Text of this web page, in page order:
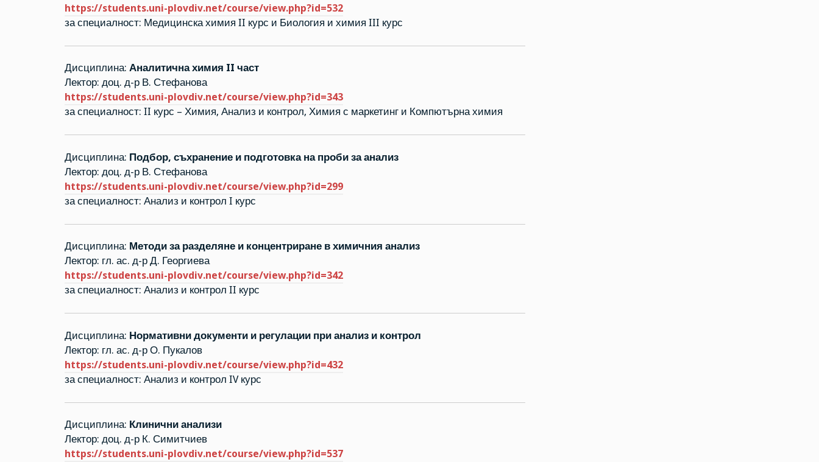
https://students.uni-plovdiv.net/course/view.php?id=532
за специалност: Медицинска химия II курс и Биология и химия III курс
Дисциплина: Аналитична химия II част
Лектор: доц. д-р В. Стефанова
https://students.uni-plovdiv.net/course/view.php?id=343
за специалност: II курс – Химия, Анализ и контрол, Химия с маркетинг и Компютърна химия
Дисциплина: Подбор, съхранение и подготовка на проби за анализ
Лектор: доц. д-р В. Стефанова
https://students.uni-plovdiv.net/course/view.php?id=299
за специалност: Анализ и контрол I курс
Дисциплина: Методи за разделяне и концентриране в химичния анализ
Лектор: гл. ас. д-р Д. Георгиева
https://students.uni-plovdiv.net/course/view.php?id=342
за специалност: Анализ и контрол II курс
Дисциплина: Нормативни документи и регулации при анализ и контрол
Лектор: гл. ас. д-р О. Пукалов
https://students.uni-plovdiv.net/course/view.php?id=432
за специалност: Анализ и контрол IV курс
Дисциплина: Клинични анализи
Лектор: доц. д-р К. Симитчиев
https://students.uni-plovdiv.net/course/view.php?id=537